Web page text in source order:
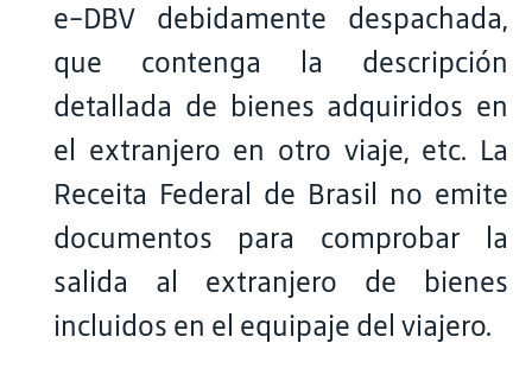
e-DBV debidamente despachada,
que contenga la descripción
detallada de bienes adquiridos en
el extranjero en otro viaje, etc. La
Receita Federal de Brasil no emite
documentos para comprobar la
salida al extranjero de bienes
incluidos en el equipaje del viajero.